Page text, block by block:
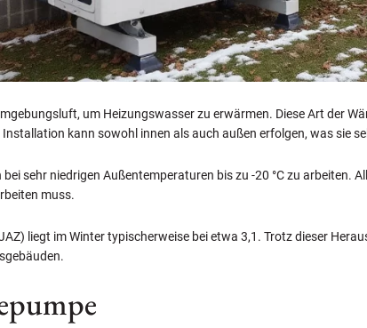
um Heizungswasser zu erwärmen. Diese Art der
kann sowohl innen als auch außen erfolgen, was sie
sehr niedrigen Außentemperaturen bis zu -20 °C zu arbeiten.
muss.
liegt im Winter typischerweise bei etwa 3,1. Trotz dieser